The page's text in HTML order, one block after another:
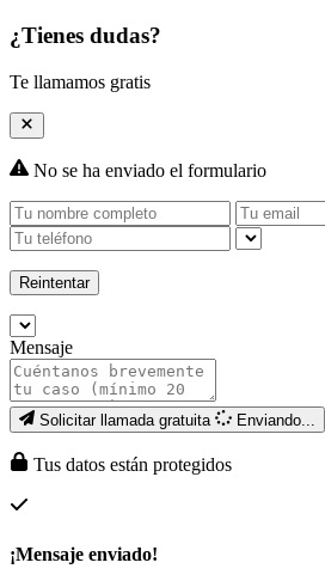
¿Tienes dudas?
Te llamamos gratis
No se ha enviado el formulario
Reintentar
Mensaje
Solicitar llamada gratuita Enviando...
Tus datos están protegidos
¡Mensaje enviado!